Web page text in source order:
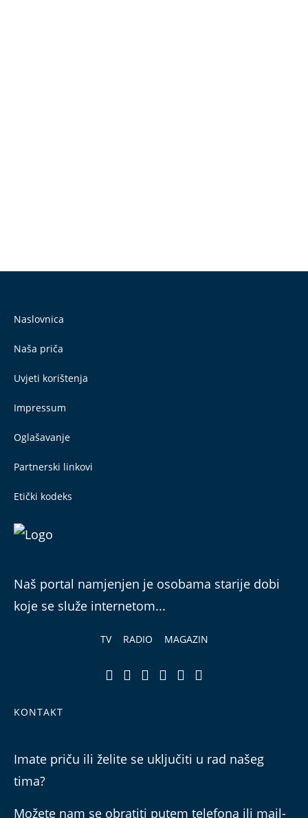
Naslovnica
Naša priča
Uvjeti korištenja
Impressum
Oglašavanje
Partnerski linkovi
Etički kodeks
Naš portal namjenjen je osobama starije dobi
koje se služe internetom...
TV RADIO MAGAZIN
KONTAKT
Imate priču ili želite se uključiti u rad našeg
tima?
Možete nam se obratiti putem telefona ili mail-